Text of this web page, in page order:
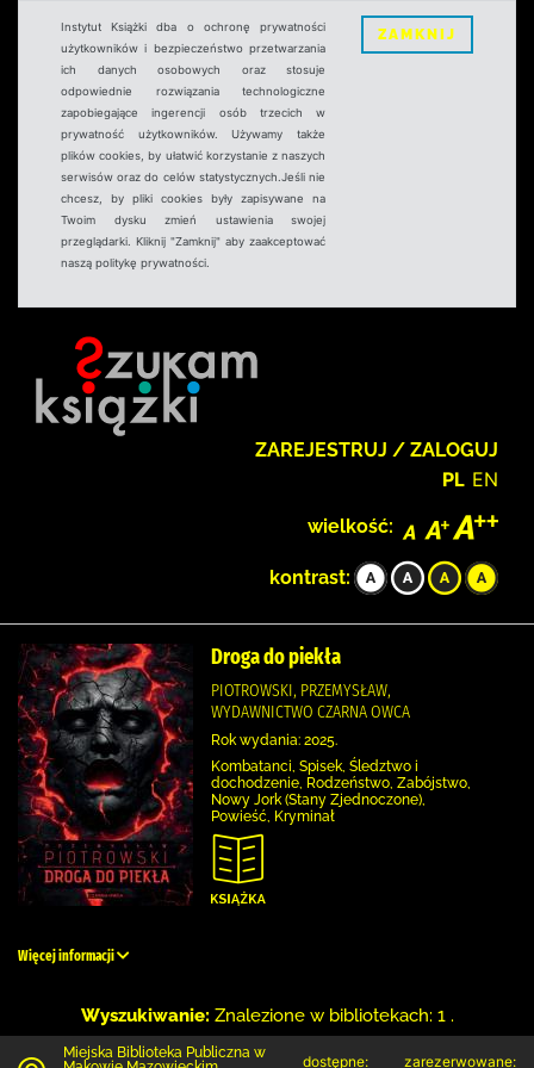
Instytut Książki dba o ochronę prywatności
użytkowników i bezpieczeństwo przetwarzania
ich danych osobowych oraz stosuje
odpowiednie rozwiązania technologiczne
zapobiegające ingerencji osób trzecich w
prywatność użytkowników. Używamy także
plików cookies, by ułatwić korzystanie z naszych
serwisów oraz do celów statystycznych.Jeśli nie
chcesz, by pliki cookies były zapisywane na
Twoim dysku zmień ustawienia swojej
przeglądarki. Kliknij "Zamknij" aby zaakceptować
naszą politykę prywatności.
ZAMKNIJ
ZAREJESTRUJ / ZALOGUJ
PL EN
wielkość:
kontrast:
Droga do piekła
PIOTROWSKI, PRZEMYSŁAW,
WYDAWNICTWO CZARNA OWCA
Rok wydania: 2025.
Kombatanci, Spisek, Śledztwo i
dochodzenie, Rodzeństwo, Zabójstwo,
Nowy Jork (Stany Zjednoczone),
Powieść, Kryminał
Więcej informacji
Wyszukiwanie: Znalezione w bibliotekach: 1 .
Miejska Biblioteka Publiczna w
dostępne: zarezerwowane: